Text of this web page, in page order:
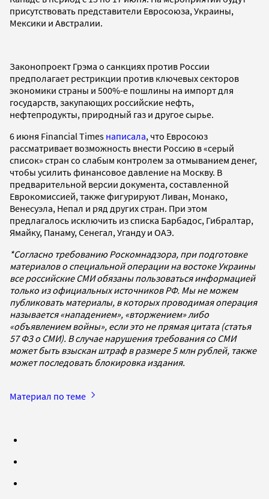
присутствовать представители Евросоюза, Украины,
Мексики и Австралии.
Законопроект Грэма о санкциях против России
предполагает рестрикции против ключевых секторов
экономики страны и 500%-е пошлины на импорт для
государств, закупающих российские нефть,
нефтепродукты, природный газ и другое сырье.
6 июня Financial Times написала, что Евросоюз
рассматривает возможность внести Россию в «серый
список» стран со слабым контролем за отмыванием денег,
чтобы усилить финансовое давление на Москву. В
предварительной версии документа, составленной
Еврокомиссией, также фигурируют Ливан, Монако,
Венесуэла, Непал и ряд других стран. При этом
предлагалось исключить из списка Барбадос, Гибралтар,
Ямайку, Панаму, Сенегал, Уганду и ОАЭ.
*Согласно требованию Роскомнадзора, при подготовке
материалов о специальной операции на востоке Украины
все российские СМИ обязаны пользоваться информацией
только из официальных источников РФ. Мы не можем
публиковать материалы, в которых проводимая операция
называется «нападением», «вторжением» либо
«объявлением войны», если это не прямая цитата (статья
57 ФЗ о СМИ). В случае нарушения требования со СМИ
может быть взыскан штраф в размере 5 млн рублей, также
может последовать блокировка издания.
Материал по теме